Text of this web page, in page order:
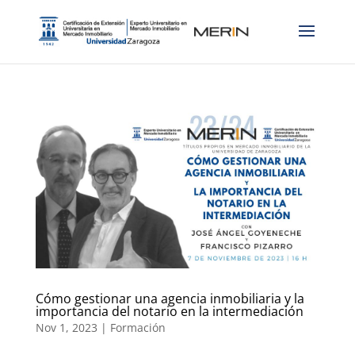
Cómo gestionar una agencia inmobiliaria y la
importancia del notario en la intermediación
Nov 1, 2023 | Formación